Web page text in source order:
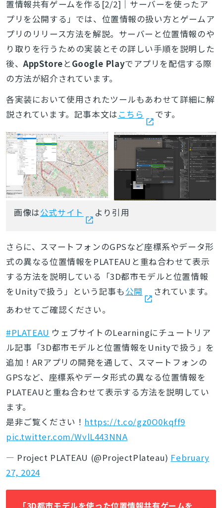
置情報共有ゲームを作る[2/2]｜サーバーを使ったア
プリを公開する」では、位置情報の扱い方とゲームア
プリのリリース方法を解説。サーバーと位置情報のや
り取りを行うための実装とその詳しい手順を説明した
後、AppStoreとGoogle Playでアプリを配信する際
の方法が紹介されています。
各実装において使用されたツールもあわせて詳細に解
説されています。記事本文は こちら です。
画像は公式サイト より引用
さらに、スマートフォンのGPSなど座標系やデータ形
式の異なる位置情報をPLATEAUと重ね合わせて表示
する方法を説明している「3D都市モデルと位置情報
をUnityで扱う」という記事も公開
されています。
あわせてご確認ください。
#PLATEAU ウェブサイトのLearningにチュートリア
ル記事「3D都市モデルと位置情報をUnityで扱う」を
追加！ARアプリの開発を通して、スマートフォンの
GPSなど、座標系やデータ形式の異なる位置情報を
PLATEAUと重ね合わせて表示する方法を説明してい
ます。
是非ご覧ください！ https://t.co/gz0O0kqff9
pic.twitter.com/WvlL443NNA
— Project PLATEAU (@ProjectPlateau) February
27, 2024